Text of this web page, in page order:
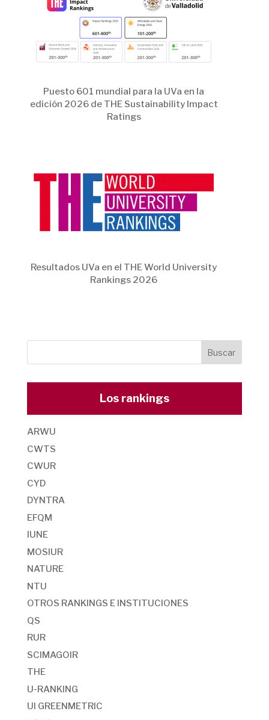
Puesto 601 mundial para la UVa en la
edición 2026 de THE Sustainability Impact
Ratings
Resultados UVa en el THE World University
Rankings 2026
Los rankings
ARWU
CWTS
CWUR
CYD
DYNTRA
EFQM
IUNE
MOSIUR
NATURE
NTU
OTROS RANKINGS E INSTITUCIONES
QS
RUR
SCIMAGOIR
THE
U-RANKING
UI GREENMETRIC